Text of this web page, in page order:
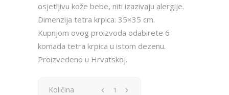
osjetljivu kože bebe, niti izazivaju alergije.
Dimenzija tetra krpica: 35×35 cm.
Kupnjom ovog proizvoda odabirete 6
komada tetra krpica u istom dezenu.
Proizvedeno u Hrvatskoj.
Krpica
Količina